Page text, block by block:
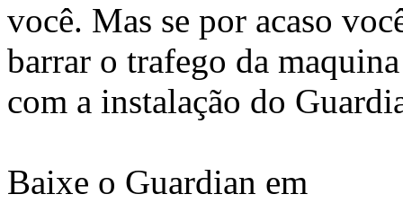
você. Mas se por acaso
barrar o trafego da
com a instalação do
Baixe o Guardian em